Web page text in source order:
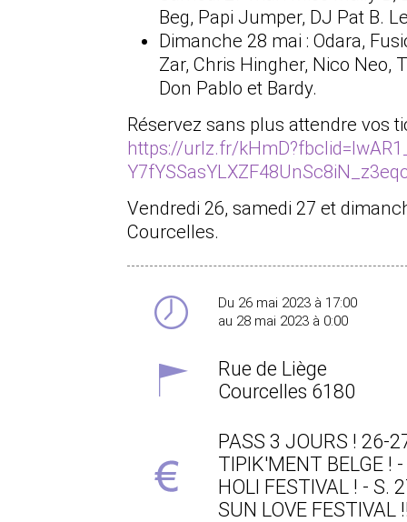
Beg, Papi Jumper, DJ Pat B.
Dimanche 28 mai : Odara,
Zar, Chris Hingher, Nico Neo,
Don Pablo et Bardy.
Réservez sans plus attendre vos
https://urlz.fr/
Vendredi 26, samedi 27 et
Courcelles.
Du 26 mai 2023 à 17:00
au 28 mai 2023 à 0:00
Rue de Liège
Courcelles 6180
PASS 3 JOURS ! 26-
TIPIK'MENT BELGE !
HOLI FESTIVAL ! - S.
SUN LOVE